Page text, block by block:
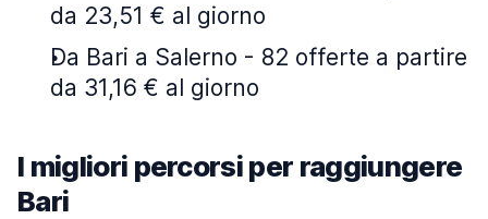
da 23,51 € al giorno
Da Bari a Salerno - 82 offerte a partire
da 31,16 € al giorno
I migliori percorsi per raggiungere
Bari